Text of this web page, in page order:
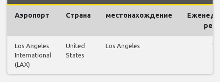
Аэропорт Страна местонахождение
Los Angeles
International
(LAX)
United
States
Los Angeles 19